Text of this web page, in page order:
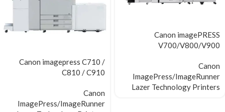
Canon imagePRESS
V700/V800/V900
Canon
ImagePress/ImageRunner
Lazer Technology Printers
Canon imagepress C710 /
C810 / C910
Canon
ImagePress/ImageRunner